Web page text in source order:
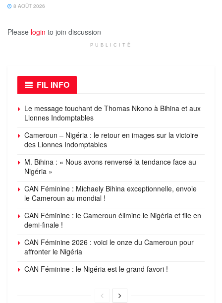
8 AOÛT 2026
Please login to join discussion
PUBLICITÉ
FIL INFO
Le message touchant de Thomas Nkono à Bihina et aux
Lionnes Indomptables
Cameroun – Nigéria : le retour en images sur la victoire
des Lionnes Indomptables
M. Bihina : « Nous avons renversé la tendance face au
Nigéria »
CAN Féminine : Michaely Bihina exceptionnelle, envoie
le Cameroun au mondial !
CAN Féminine : le Cameroun élimine le Nigéria et file en
demi-finale !
CAN Féminine 2026 : voici le onze du Cameroun pour
affronter le Nigéria
CAN Féminine : le Nigéria est le grand favori !